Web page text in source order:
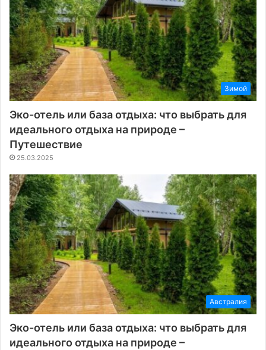
Зимой
Эко-отель или база отдыха: что выбрать для
идеального отдыха на природе –
Путешествие
25.03.2025
Австралия
Эко-отель или база отдыха: что выбрать для
идеального отдыха на природе –